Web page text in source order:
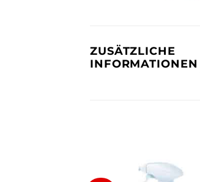
ZUSÄTZLICHE
INFORMATIONEN